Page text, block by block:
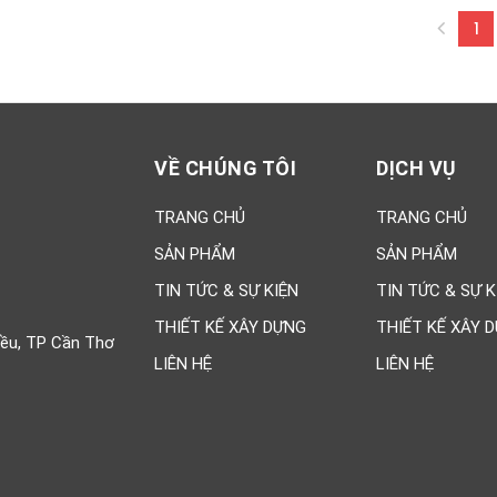
1
TP Cần Thơ
VỀ CHÚNG TÔI
TRANG CHỦ
SẢN PHẨM
TIN TỨC & SỰ KIỆN
THIẾT KẾ XÂY DỰNG
LIÊN HỆ
DỊCH VỤ
TRANG CHỦ
SẢN PHẨM
TIN TỨC & SỰ
THIẾT KẾ XÂY
LIÊN HỆ